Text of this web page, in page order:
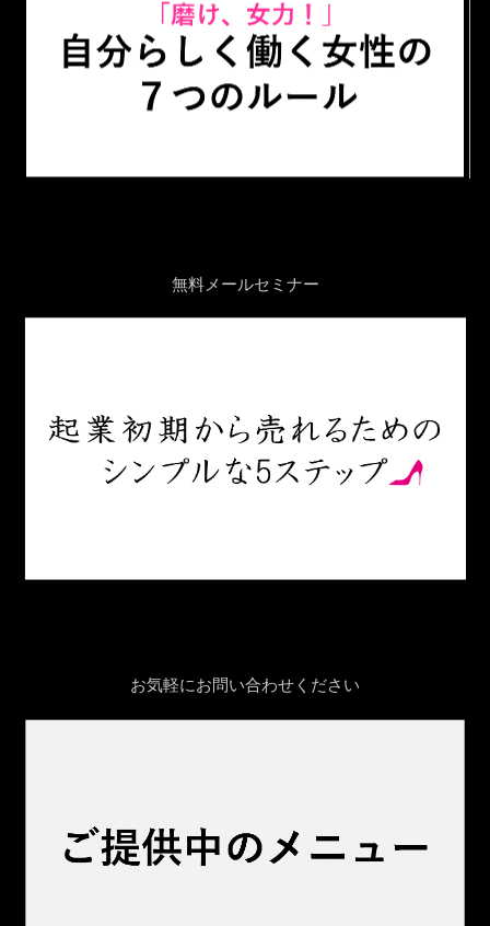
無料メールセミナー
お気軽にお問い合わせください